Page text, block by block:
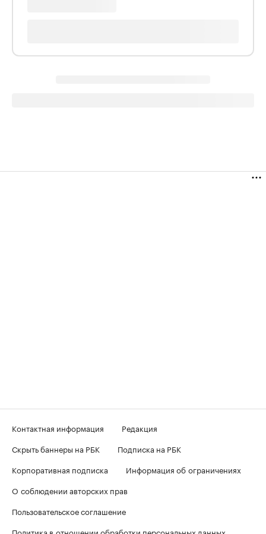
Контактная информация
Редакция
Скрыть баннеры на РБК
Подписка на РБК
Корпоративная подписка
Информация об ограничениях
О соблюдении авторских прав
Пользовательское соглашение
Политика в отношении обработки персональных данных